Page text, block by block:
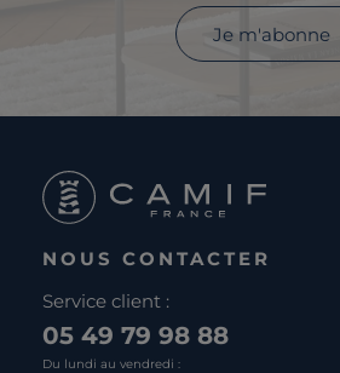
Je m'abonne
NOUS CONTACTER
Service client :
05 49 79 98 88
Du lundi au vendredi :